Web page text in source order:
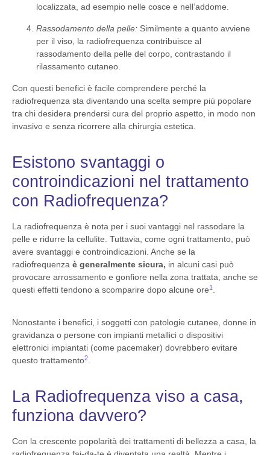
localizzata, ad esempio nelle cosce e nell’addome.
Rassodamento della pelle: Similmente a quanto avviene
per il viso, la radiofrequenza contribuisce al
rassodamento della pelle del corpo, contrastando il
rilassamento cutaneo.
Con questi benefici è facile comprendere perché la
radiofrequenza sta diventando una scelta sempre più popolare
tra chi desidera prendersi cura del proprio aspetto, in modo non
invasivo e senza ricorrere alla chirurgia estetica.
Esistono svantaggi o
controindicazioni nel trattamento
con Radiofrequenza?
La radiofrequenza è nota per i suoi vantaggi nel rassodare la
pelle e ridurre la cellulite. Tuttavia, come ogni trattamento, può
avere svantaggi e controindicazioni. Anche se la
radiofrequenza è generalmente sicura, in alcuni casi può
provocare arrossamento e gonfiore nella zona trattata, anche se
questi effetti tendono a scomparire dopo alcune ore1 .
Nonostante i benefici, i soggetti con patologie cutanee, donne in
gravidanza o persone con impianti metallici o dispositivi
elettronici impiantati (come pacemaker) dovrebbero evitare
questo trattamento2.
La Radiofrequenza viso a casa,
funziona davvero?
Con la crescente popolarità dei trattamenti di bellezza a casa, la